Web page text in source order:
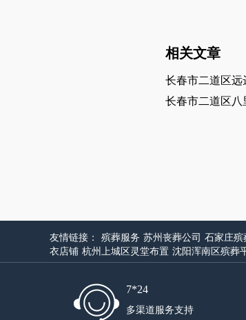
相关文章
长春市二道区
长春市二道区
友情链接： 殡葬服务 苏州丧葬公司 石家庄殡
衣店铺 杭州上城区灵堂布置 沈阳浑南区殡葬
7*24
多渠道服务支持